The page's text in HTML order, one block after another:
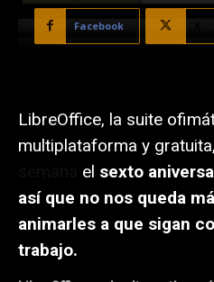
Facebook
LibreOffice, la suite
multiplataforma y gratuita,
el sexto
así que no nos queda
animarles a que sigan
trabajo.